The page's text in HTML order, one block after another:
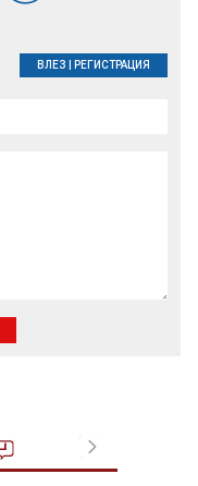
ВЛЕЗ РЕГИСТРАЦИЯ